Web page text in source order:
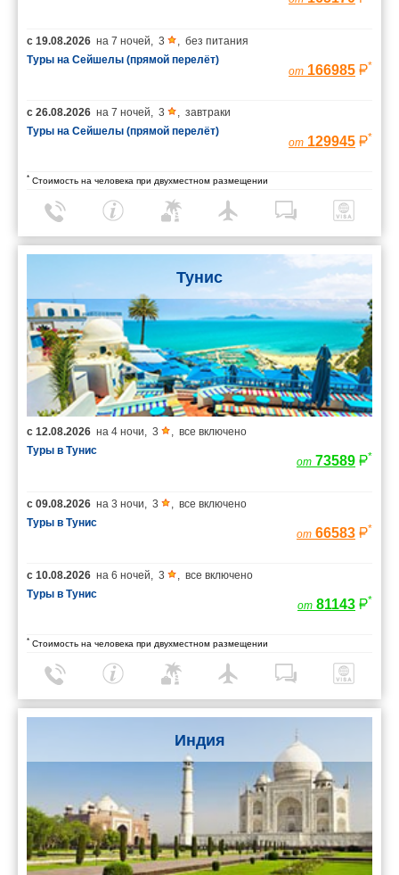
с 19.08.2026 на 7 ночей 3
без питания
Туры на Сейшелы (прямой перелёт)
от 166985 *
с 26.08.2026 на 7 ночей 3
завтраки
Туры на Сейшелы (прямой перелёт)
от 129945 *
* Стоимость на человека при двухместном размещении
Тунис
с 12.08.2026 на 4 ночи, 3 , все включено
Туры в Тунис
от 73589 *
с 09.08.2026 на 3 ночи, 3 , все включено
Туры в Тунис
от 66583 *
с 10.08.2026 на 6 ночей, 3 , все включено
Туры в Тунис
от 81143 *
* Стоимость на человека при двухместном размещении
Индия